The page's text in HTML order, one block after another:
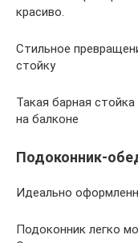
красиво.
Стильное
стойку
Такая барная
на балконе
Подоконник-
Идеально
Подоконник легко